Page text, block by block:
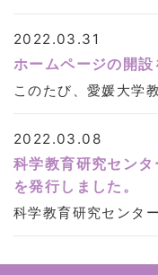
2022.03.31
ホームページの開設
このたび、愛媛大学
2022.03.08
科学教育研究セン
を発行しました。
科学教育研究センタ